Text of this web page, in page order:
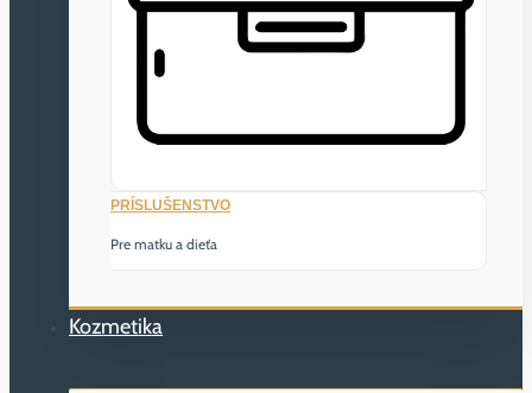
PRÍSLUŠENSTVO
Pre matku a dieťa
Kozmetika